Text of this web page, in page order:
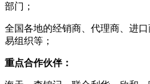
部门；
全国各地的经销商、代理商、进
易组织等；
重点合作伙伴：